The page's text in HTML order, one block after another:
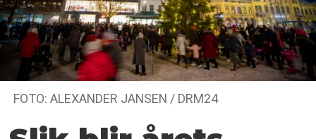
FOTO: ALEXANDER JANSEN / DRM24